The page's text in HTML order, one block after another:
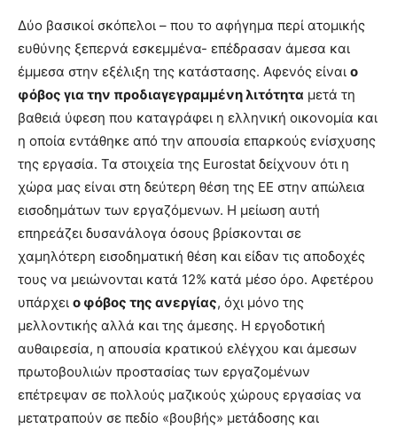
Δύο βασικοί σκόπελοι – που το αφήγημα περί ατομικής
ευθύνης ξεπερνά εσκεμμένα- επέδρασαν άμεσα και
έμμεσα στην εξέλιξη της κατάστασης. Αφενός είναι ο
φόβος για την προδιαγεγραμμένη λιτότητα μετά τη
βαθειά ύφεση που καταγράφει η ελληνική οικονομία και
η οποία εντάθηκε από την απουσία επαρκούς ενίσχυσης
της εργασία. Τα στοιχεία της Eurostat δείχνουν ότι η
χώρα μας είναι στη δεύτερη θέση της ΕΕ στην απώλεια
εισοδημάτων των εργαζόμενων. Η μείωση αυτή
επηρεάζει δυσανάλογα όσους βρίσκονται σε
χαμηλότερη εισοδηματική θέση και είδαν τις αποδοχές
τους να μειώνονται κατά 12% κατά μέσο όρο. Αφετέρου
υπάρχει ο φόβος της ανεργίας, όχι μόνο της
μελλοντικής αλλά και της άμεσης. Η εργοδοτική
αυθαιρεσία, η απουσία κρατικού ελέγχου και άμεσων
πρωτοβουλιών προστασίας των εργαζομένων
επέτρεψαν σε πολλούς μαζικούς χώρους εργασίας να
μετατραπούν σε πεδίο «βουβής» μετάδοσης και